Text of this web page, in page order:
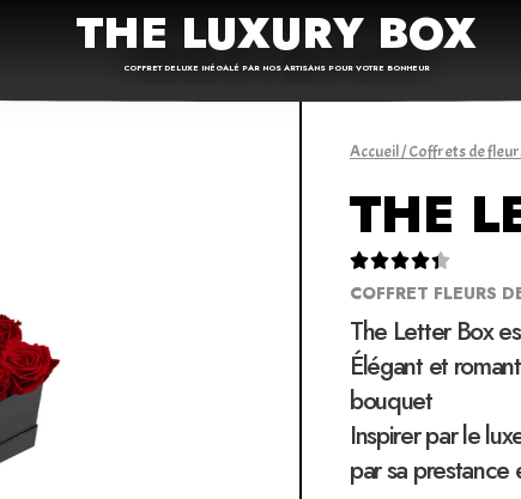
THE LUXURY BOX
COFFRET DELUXE INÉGALÉ PAR NOS ARTISANS POUR VOTRE BONHEUR
Accueil/Coffrets de
THE

COFFRET FLEURS
The Letter Box
Élégant et
bouquet
Inspirer par le
par sa prestance